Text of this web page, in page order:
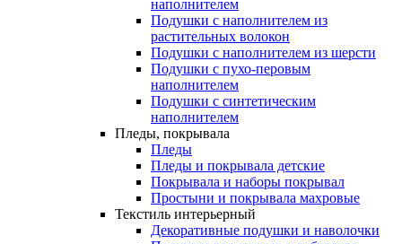
наполнителем
Подушки с наполнителем из
растительных волокон
Подушки с наполнителем из шерсти
Подушки с пухо-перовым
наполнителем
Подушки с синтетическим
наполнителем
Пледы, покрывала
Пледы
Пледы и покрывала детские
Покрывала и наборы покрывал
Простыни и покрывала махровые
Текстиль интерьерный
Декоративные подушки и наволочки